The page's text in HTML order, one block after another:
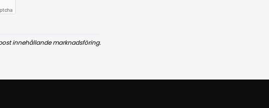
innehållande marknadsföring.